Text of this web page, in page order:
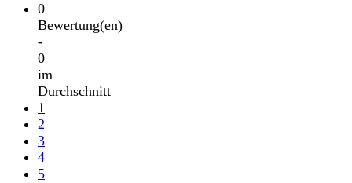
0
Bewertung(en)
-
0
im
Durchschnitt
1
2
3
4
5